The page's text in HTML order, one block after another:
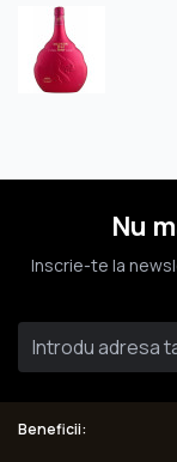
Nu
Inscrie-te la
Beneficii: